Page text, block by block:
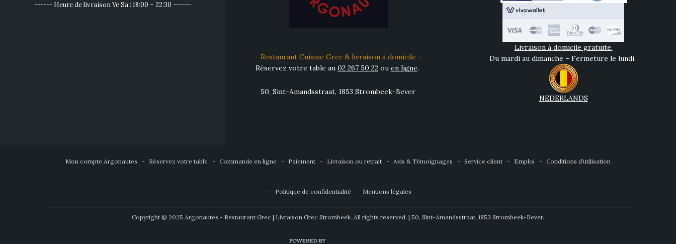
------ Heure de livraison Ve Sa : 18:00 – 22:30 ------
– Restaurant Cuisine Grec & livraison à domicile –
Réservez votre table au 02 267 50 22ou en ligne.
50, Sint-Amandsstraat, 1853 Strombeek-Bever
Livraison à domicile gratuite.
Du mardi au dimanche – Fermeture le lundi.
NEDERLANDS
Mon compte Argonautes Réservez votre table Commande en ligne Paiement Livraison ou retrait Avis & Témoignages Service client Emploi Conditions d’utilisation
Politique de confidentialité Mentions légales
Copyright © 2025 Argonautes - Restaurant Grec | Livraison Grec Strombeek. All rights reserved. | 50, Sint-Amandsstraat, 1853 Strombeek-Bever.